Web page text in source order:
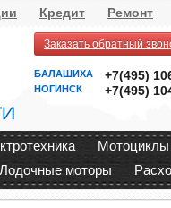
Кредит Ремонт
Заказать обратный
БАЛАШИХА +7(495)
НОГИНСК +7(495)
Мотоциклы
Лодочные моторы